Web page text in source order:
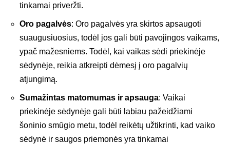
tinkamai priveržti.
Oro pagalvės: Oro pagalvės yra skirtos apsaugoti
suaugusiuosius, todėl jos gali būti pavojingos vaikams,
ypač mažesniems. Todėl, kai vaikas sėdi priekinėje
sėdynėje, reikia atkreipti dėmesį į oro pagalvių
atjungimą.
Sumažintas matomumas ir apsauga: Vaikai
priekinėje sėdynėje gali būti labiau pažeidžiami
šoninio smūgio metu, todėl reikėtų užtikrinti, kad vaiko
sėdynė ir saugos priemonės yra tinkamai